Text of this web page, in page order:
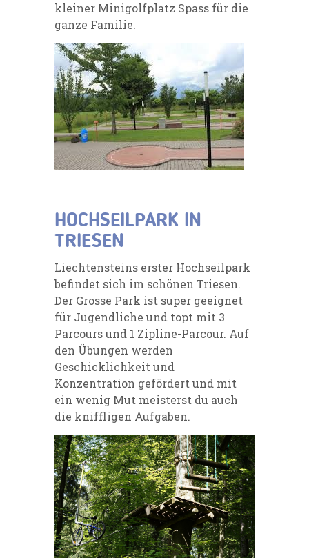
kleiner Minigolfplatz Spass für die
ganze Familie.
HOCHSEILPARK IN
TRIESEN
Liechtensteins erster Hochseilpark
befindet sich im schönen Triesen.
Der Grosse Park ist super geeignet
für Jugendliche und topt mit 3
Parcours und 1 Zipline-Parcour. Auf
den Übungen werden
Geschicklichkeit und
Konzentration gefördert und mit
ein wenig Mut meisterst du auch
die kniffligen Aufgaben.